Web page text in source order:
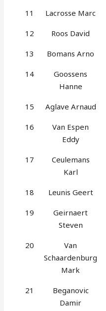
11 Lacrosse Marc
12 Roos David
13 Bomans Arno
14
Goossens
Hanne
15 Aglave Arnaud
16
Van Espen
Eddy
17
Ceulemans
Karl
18 Leunis Geert
19
Geirnaert
Steven
20
Van
Schaardenburg
Mark
21
Beganovic
Damir